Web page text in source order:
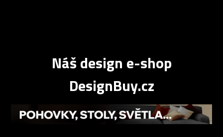
Náš design e-shop
DesignBuy.cz